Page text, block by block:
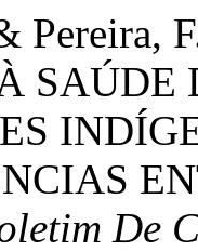
Pereira,
SAÚDE
De